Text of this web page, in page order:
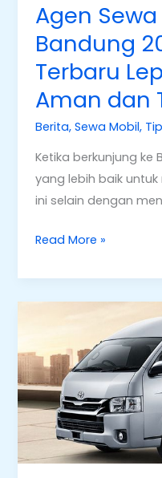
Agen
Bandung
Terbaru
Aman dan
Berita,Sewa Mobil,
Ketika berkunjung
yang lebih baik
ini selain dengan
Aman
dan
Terpercaya
Read More »
Mobil
di
Bandung
Cek
Disini!